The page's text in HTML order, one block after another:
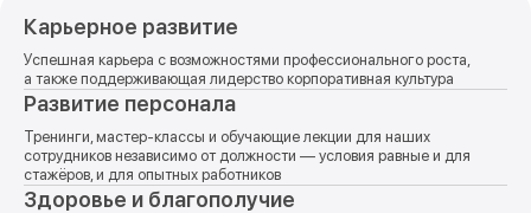
Карьерное развитие
Успешная карьера с возможностями профессионального роста,
а также поддерживающая лидерство корпоративная культура
Развитие персонала
Тренинги, мастер-классы и обучающие лекции для наших
сотрудников независимо от должности — условия равные и для
стажёров, и для опытных работников
Здоровье и благополучие